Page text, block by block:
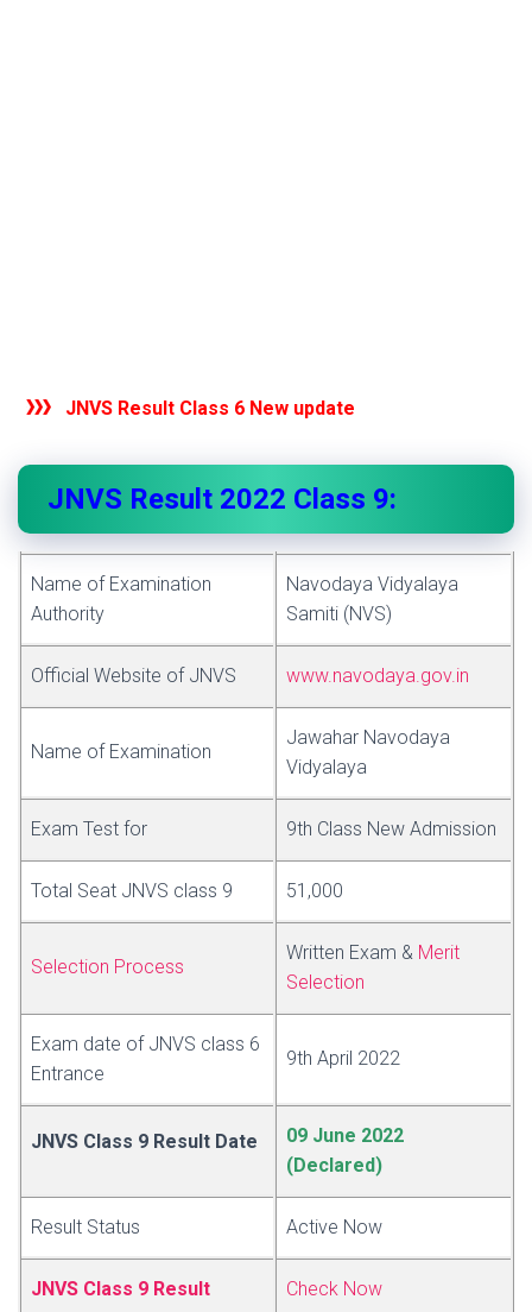
JNVS Result Class 6 New update
JNVS Result 2022 Class 9:
Name of Examination
Authority
Navodaya Vidyalaya
Samiti (NVS)
Official Website of JNVS www.navodaya.gov.in
Name of Examination
Jawahar Navodaya
Vidyalaya
Exam Test for 9th Class New Admission
Total Seat JNVS class 9 51,000
Selection Process
Written Exam & Merit
Selection
Exam date of JNVS class 6
Entrance
9th April 2022
JNVS Class 9 Result Date
09 June 2022
(Declared)
Result Status Active Now
JNVS Class 9 Result Check Now